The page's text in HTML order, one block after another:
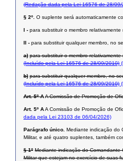
(Redação dada pela Lei 16576 de 28/09/
§ 2º. O suplente será automaticamente
I - para substituir o membro
II - para substituir qualquer membro, no
a) para substituir o membro
(Incluído pela Lei 16576 de 28/09/2010)
b) para substituir qualquer membro, no
(Incluído pela Lei 16576 de 28/09/2010)
Art. 5º AA Comissão de Promoção de
Art. 5º AA Comissão de Promoção de
dada pela Lei 23103 de 06/04/2026)
Parágrafo único. Mediante indicação do
Militar, e até quatro suplentes, também
§ 1º Mediante indicação do
Militar que estejam no exercício de suas